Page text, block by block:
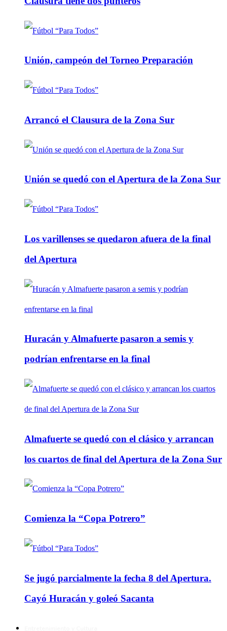
Unión, campeón del Torneo Preparación
Arrancó el Clausura de la Zona Sur
Unión se quedó con el Apertura de la Zona Sur
Los varillenses se quedaron afuera de la final
del Apertura
Huracán y Almafuerte pasaron a semis y
podrían enfrentarse en la final
Almafuerte se quedó con el clásico y arrancan
los cuartos de final del Apertura de la Zona Sur
Comienza la “Copa Potrero”
Se jugó parcialmente la fecha 8 del Apertura.
Cayó Huracán y goleó Sacanta